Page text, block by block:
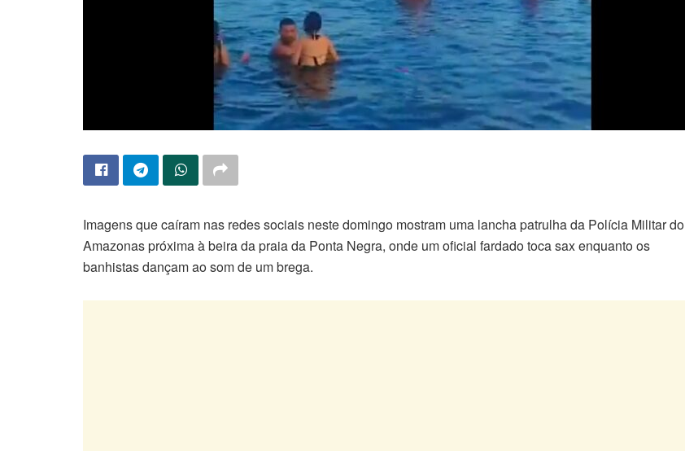
Imagens que caíram nas redes sociais neste domingo mostram uma lancha patrulha da Polícia Militar do
Amazonas próxima à beira da praia da Ponta Negra, onde um oficial fardado toca sax enquanto os
banhistas dançam ao som de um brega.